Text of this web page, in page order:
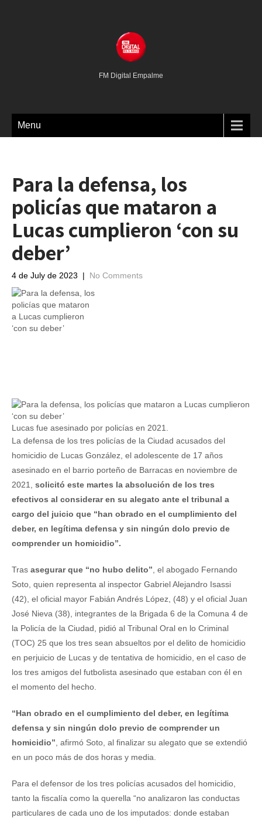
FM Digital Empalme
Menu
Para la defensa, los
policías que mataron a
Lucas cumplieron ‘con su
deber’
4 de July de 2023 | No Comments
Lucas fue asesinado por policías en 2021.
La defensa de los tres policías de la Ciudad acusados del
homicidio de Lucas González, el adolescente de 17 años
asesinado en el barrio porteño de Barracas en noviembre de
2021, solicitó este martes la absolución de los tres
efectivos al considerar en su alegato ante el tribunal a
cargo del juicio que “han obrado en el cumplimiento del
deber, en legítima defensa y sin ningún dolo previo de
comprender un homicidio”.
Tras asegurar que “no hubo delito” , el abogado Fernando
Soto, quien representa al inspector Gabriel Alejandro Isassi
(42), el oficial mayor Fabián Andrés López, (48) y el oficial Juan
José Nieva (38), integrantes de la Brigada 6 de la Comuna 4 de
la Policía de la Ciudad, pidió al Tribunal Oral en lo Criminal
(TOC) 25 que los tres sean absueltos por el delito de homicidio
en perjuicio de Lucas y de tentativa de homicidio, en el caso de
los tres amigos del futbolista asesinado que estaban con él en
el momento del hecho.
“Han obrado en el cumplimiento del deber, en legítima
defensa y sin ningún dolo previo de comprender un
homicidio” , afirmó Soto, al finalizar su alegato que se extendió
en un poco más de dos horas y media.
Para el defensor de los tres policías acusados del homicidio,
tanto la fiscalía como la querella “no analizaron las conductas
particulares de cada uno de los imputados: donde estaban